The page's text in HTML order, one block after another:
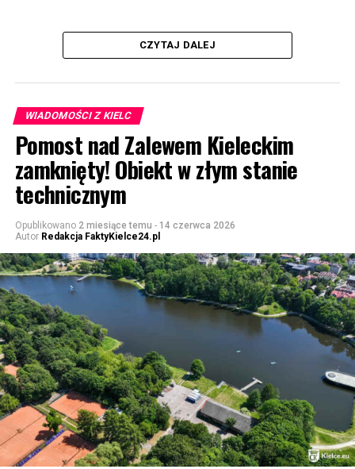
CZYTAJ DALEJ
WIADOMOŚCI Z KIELC
Pomost nad Zalewem Kieleckim
zamknięty! Obiekt w złym stanie
technicznym
Opublikowano 2 miesiące temu - 14 czerwca 2026
Autor Redakcja FaktyKielce24.pl